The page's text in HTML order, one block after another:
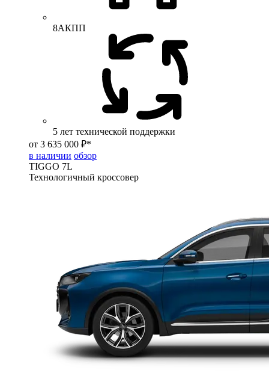
8АКПП
5 лет технической поддержки
от 3 635 000 ₽*
в наличии обзор
TIGGO 7L
Технологичный кроссовер